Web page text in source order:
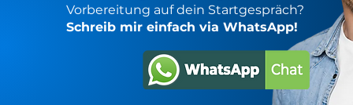
Vorbereitung auf dein Startgespräch?
Schreib mir einfach via WhatsApp!